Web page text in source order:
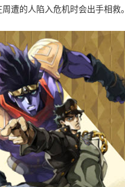
遭的人陷入危机时会出手相救。